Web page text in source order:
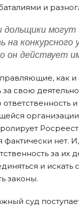
и
дольщики могут
на конкурсного
он действует
как и
за свою
и
фактически нет.
за их
и искать
законы.
суд